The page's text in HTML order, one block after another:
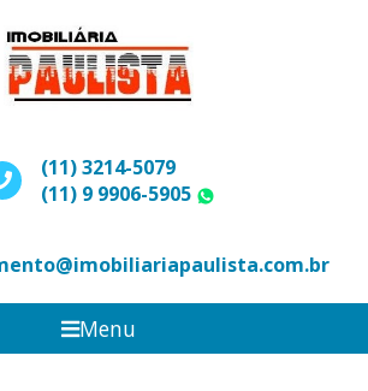
(11) 3214-5079
(11) 9 9906-5905
Menu